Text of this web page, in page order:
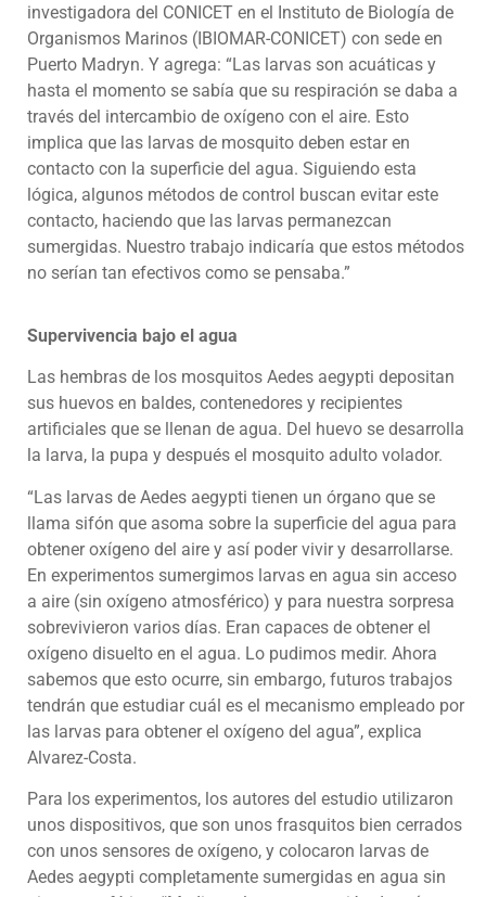
investigadora del CONICET en el Instituto de Biología de
Organismos Marinos (IBIOMAR-CONICET) con sede en
Puerto Madryn. Y agrega: “Las larvas son acuáticas y
hasta el momento se sabía que su respiración se daba a
través del intercambio de oxígeno con el aire. Esto
implica que las larvas de mosquito deben estar en
contacto con la superficie del agua. Siguiendo esta
lógica, algunos métodos de control buscan evitar este
contacto, haciendo que las larvas permanezcan
sumergidas. Nuestro trabajo indicaría que estos métodos
no serían tan efectivos como se pensaba.”
Supervivencia bajo el agua
Las hembras de los mosquitos Aedes aegypti depositan
sus huevos en baldes, contenedores y recipientes
artificiales que se llenan de agua. Del huevo se desarrolla
la larva, la pupa y después el mosquito adulto volador.
“Las larvas de Aedes aegypti tienen un órgano que se
llama sifón que asoma sobre la superficie del agua para
obtener oxígeno del aire y así poder vivir y desarrollarse.
En experimentos sumergimos larvas en agua sin acceso
a aire (sin oxígeno atmosférico) y para nuestra sorpresa
sobrevivieron varios días. Eran capaces de obtener el
oxígeno disuelto en el agua. Lo pudimos medir. Ahora
sabemos que esto ocurre, sin embargo, futuros trabajos
tendrán que estudiar cuál es el mecanismo empleado por
las larvas para obtener el oxígeno del agua”, explica
Alvarez-Costa.
Para los experimentos, los autores del estudio utilizaron
unos dispositivos, que son unos frasquitos bien cerrados
con unos sensores de oxígeno, y colocaron larvas de
Aedes aegypti completamente sumergidas en agua sin